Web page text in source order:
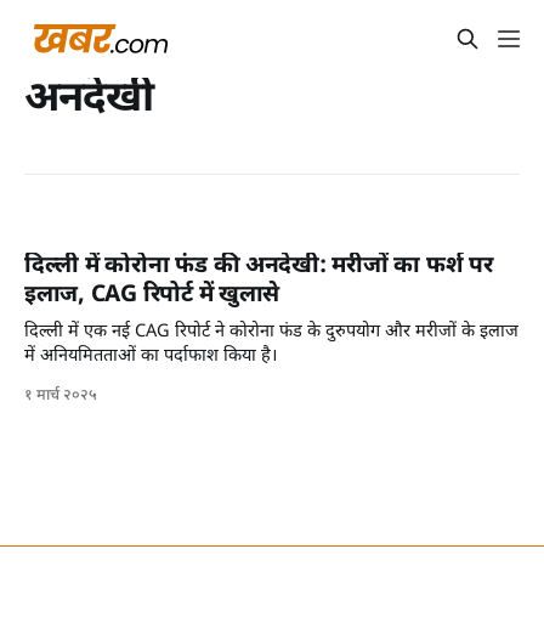
अनदेखी
दिल्ली में कोरोना फंड की अनदेखी: मरीजों का फर्श पर
इलाज, CAG रिपोर्ट में खुलासे
दिल्ली में एक नई CAG रिपोर्ट ने कोरोना फंड के दुरुपयोग और मरीजों के इलाज
में अनियमितताओं का पर्दाफाश किया है।
१ मार्च २०२५